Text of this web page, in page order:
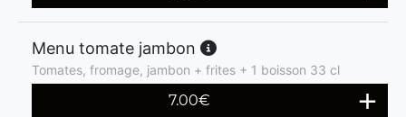
Menu tomate jambon
Tomates, fromage, jambon + frites + 1 boisson 33 cl
7.00€